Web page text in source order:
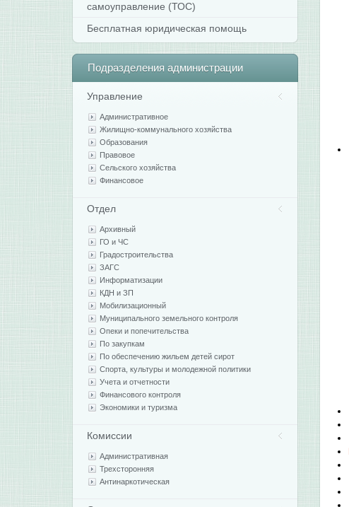
самоуправление (ТОС)
Бесплатная юридическая помощь
Подразделения администрации
Управление
Административное
Жилищно-коммунального хозяйства
Образования
Правовое
Сельского хозяйства
Финансовое
Отдел
Архивный
ГО и ЧС
Градостроительства
ЗАГС
Информатизации
КДН и ЗП
Мобилизационный
Муниципального земельного контроля
Опеки и попечительства
По закупкам
По обеспечению жильем детей сирот
Спорта, культуры и молодежной политики
Учета и отчетности
Финансового контроля
Экономики и туризма
Комиссии
Административная
Трехсторонняя
Антинаркотическая